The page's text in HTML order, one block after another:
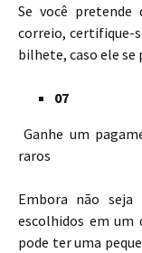
Se você
correio, certifique-
bilhete, caso ele
07
Ganhe um
raros
Embora não seja
escolhidos em um
pode ter uma